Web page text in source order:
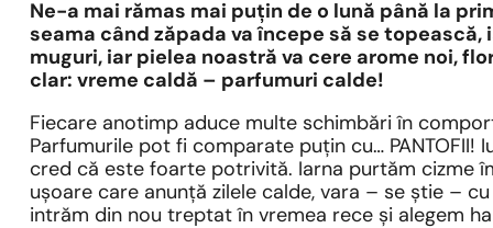
Ne-a mai rămas mai puțin de o lună până la
seama când zăpada va începe să se
muguri, iar pielea noastră va cere arome noi,
clar: vreme caldă – parfumuri calde!
Fiecare anotimp aduce multe schimbări în
Parfumurile pot fi comparate puțin cu…
cred că este foarte potrivită. Iarna purtăm cizme
ușoare care anunță zilele calde, vara – se știe –
intrăm din nou treptat în vremea rece și alegem